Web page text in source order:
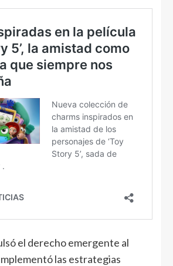
el derecho emergente al
las estrategias